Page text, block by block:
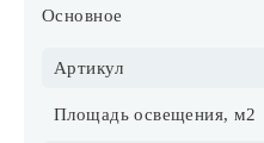
Основное
Артикул
Площадь освещения, м2